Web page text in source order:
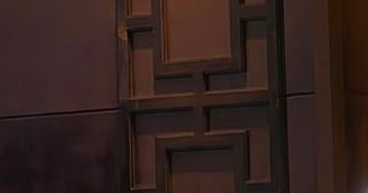
수색에 '충격·당황'
요임무종사 혐의
마감
마감